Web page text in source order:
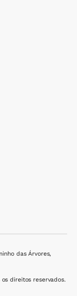
das Árvores,
os direitos reservados.